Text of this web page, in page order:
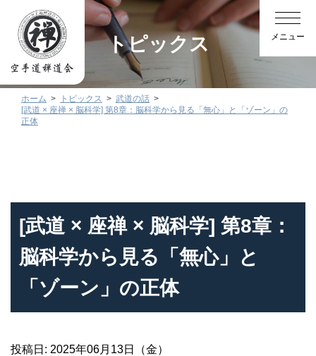
トピックス
ホーム トピックス
武道の話
[武道 × 座禅 × 脳科学] 第8章：脳科学から見る「無心」と「ゾーン」の
正体
[武道 × 座禅 × 脳科学] 第8章：
脳科学から見る「無心」と
「ゾーン」の正体
投稿日: 2025年06月13日（金）